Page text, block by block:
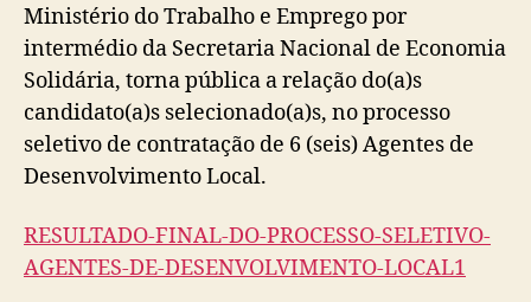
Ministério do Trabalho e Emprego por
intermédio da Secretaria Nacional de Economia
Solidária, torna pública a relação do(a)s
candidato(a)s selecionado(a)s, no processo
seletivo de contratação de 6 (seis) Agentes de
Desenvolvimento Local.
RESULTADO-FINAL-DO-PROCESSO-SELETIVO-
AGENTES-DE-DESENVOLVIMENTO-LOCAL1